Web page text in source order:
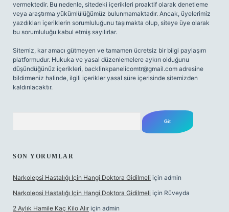
vermektedir. Bu nedenle, sitedeki içerikleri proaktif olarak denetleme
veya araştırma yükümlülüğümüz bulunmamaktadır. Ancak, üyelerimiz
yazdıkları içeriklerin sorumluluğunu taşımakta olup, siteye üye olarak
bu sorumluluğu kabul etmiş sayılırlar.
Sitemiz, kar amacı gütmeyen ve tamamen ücretsiz bir bilgi paylaşım
platformudur. Hukuka ve yasal düzenlemelere aykırı olduğunu
düşündüğünüz içerikleri, backlinkpanelicomtr@gmail.com adresine
bildirmeniz halinde, ilgili içerikler yasal süre içerisinde sitemizden
kaldırılacaktır.
SON YORUMLAR
Narkolepsi Hastalığı Için Hangi Doktora Gidilmeli için admin
Narkolepsi Hastalığı Için Hangi Doktora Gidilmeli için Rüveyda
2 Aylık Hamile Kaç Kilo Alır için admin